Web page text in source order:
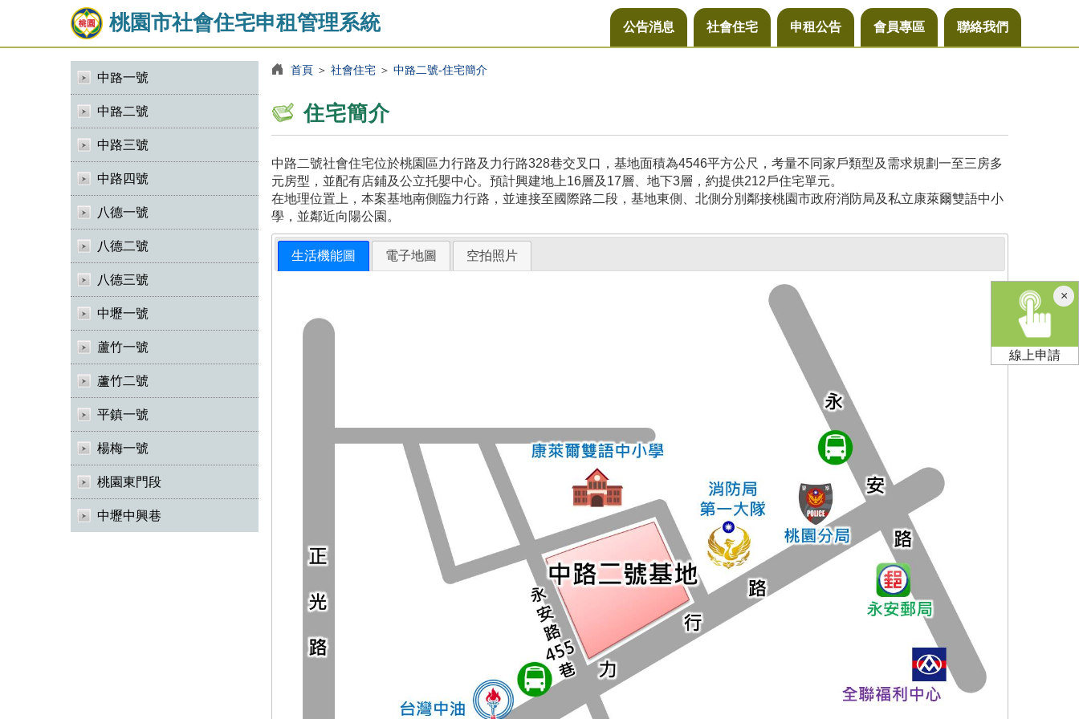
桃園市社會住宅申租管理系統 公告消息 社會住宅 申租公告 會員專區 聯絡我們
中路一號
中路二號
中路三號
中路四號
八德一號
八德二號
八德三號
中壢一號
蘆竹一號
蘆竹二號
平鎮一號
楊梅一號
桃園東門段
中壢中興巷
首頁＞ 社會住宅＞ 中路二號-住宅簡介
住宅簡介
中路二號社會住宅位於桃園區力行路及力行路328巷交叉口，基地面積為4546平方公尺，考量不同家戶類型及需求規劃一至三房多
元房型，並配有店鋪及公立托嬰中心。預計興建地上16層及17層、地下3層，約提供212戶住宅單元。
在地理位置上，本案基地南側臨力行路，並連接至國際路二段，基地東側、北側分別鄰接桃園市政府消防局及私立康萊爾雙語中小
學，並鄰近向陽公園。
生活機能圖 電子地圖 空拍照片
×關
閉
線上申請